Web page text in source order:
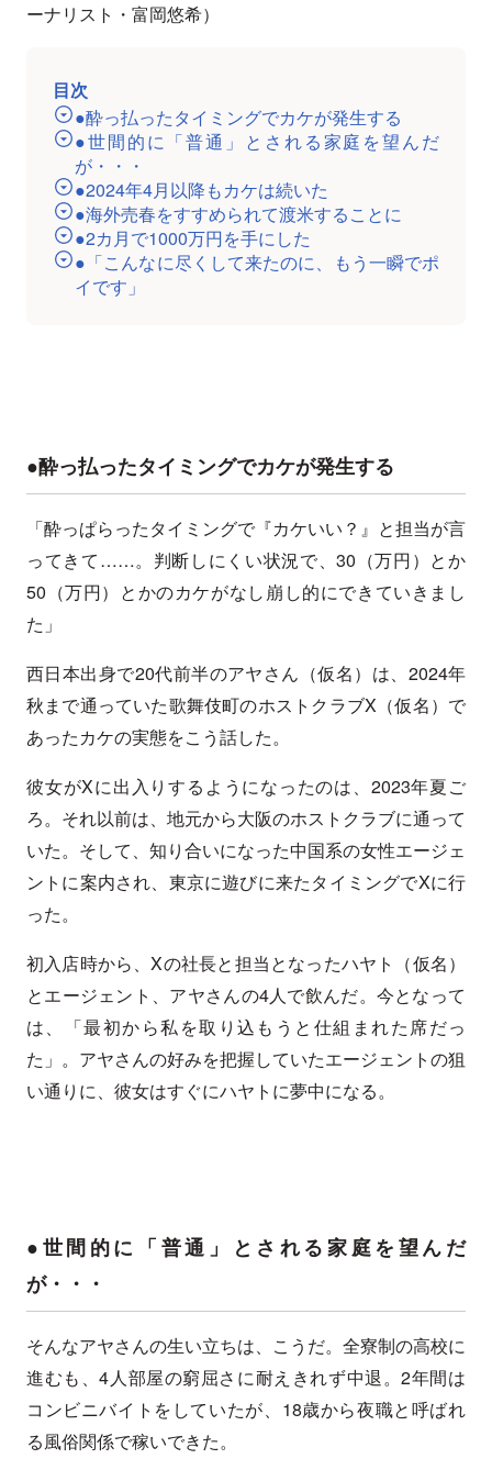
ーナリスト・富岡悠希）
目次
●酔っ払ったタイミングでカケが発生する
●世間的に「普通」とされる家庭を望んだ
が・・・
●2024年4月以降もカケは続いた
●海外売春をすすめられて渡米することに
●2カ月で1000万円を手にした
●「こんなに尽くして来たのに、もう一瞬でポ
イです」
●酔っ払ったタイミングでカケが発生する
「酔っぱらったタイミングで『カケいい？』と担当が言
ってきて……。判断しにくい状況で、30（万円）とか
50（万円）とかのカケがなし崩し的にできていきまし
た」
西日本出身で20代前半のアヤさん（仮名）は、2024年
秋まで通っていた歌舞伎町のホストクラブX（仮名）で
あったカケの実態をこう話した。
彼女がXに出入りするようになったのは、2023年夏ご
ろ。それ以前は、地元から大阪のホストクラブに通って
いた。そして、知り合いになった中国系の女性エージェ
ントに案内され、東京に遊びに来たタイミングでXに行
った。
初入店時から、Xの社長と担当となったハヤト（仮名）
とエージェント、アヤさんの4人で飲んだ。今となって
は、「最初から私を取り込もうと仕組まれた席だっ
た」。アヤさんの好みを把握していたエージェントの狙
い通りに、彼女はすぐにハヤトに夢中になる。
●世間的に「普通」とされる家庭を望んだ
が・・・
そんなアヤさんの生い立ちは、こうだ。全寮制の高校に
進むも、4人部屋の窮屈さに耐えきれず中退。2年間は
コンビニバイトをしていたが、18歳から夜職と呼ばれ
る風俗関係で稼いできた。